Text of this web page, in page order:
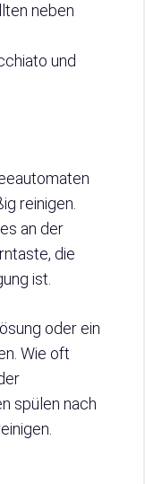
neben
und
reinigen.
an der
die
ist.
oder ein
Wie oft
spülen nach